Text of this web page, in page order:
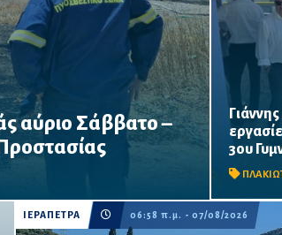
αύριο Σάββατο –
κινδύνου πυρκαγιάς
και η πρόσβαση σε
3ου
Οι
χρονιά –
ΙΕΡΑΠΕΤΡΑ 06:58 π.μ. - 07/08/2026